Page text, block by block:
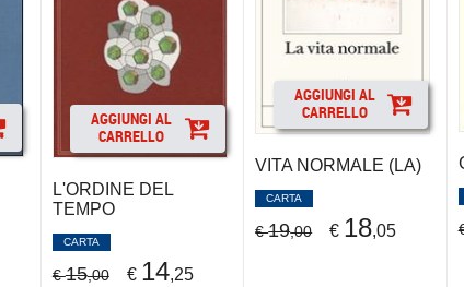
AGGIUNGI AL
CARRELLO
L'ORDINE DEL
TEMPO
CARTA
€15,00 € 14,25
AGGIUNGI AL
CARRELLO
VITA NORMALE (LA)
CARTA
€19,00 € 18,05